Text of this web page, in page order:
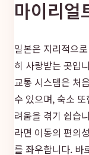
마이리얼
일본은 지리적으
히 사랑받는 곳입
교통 시스템은 처
수 있으며, 숙소
려움을 겪기 쉽습
라면 이동의 편의
를 좌우합니다. 바